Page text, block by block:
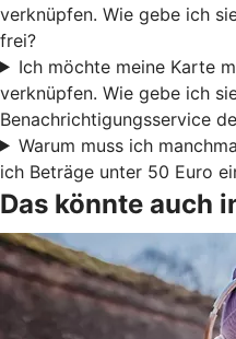
verknüpfen. Wie gebe ich
frei?
Ich möchte meine Karte
verknüpfen. Wie gebe ich
Benachrichtigungsservice
Warum muss ich
ich Beträge unter 50 Euro
Das könnte auch